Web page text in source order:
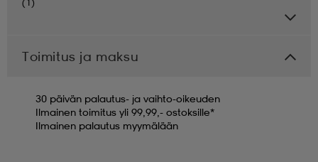
(1)
Toimitus ja maksu
30 päivän palautus- ja vaihto-oikeuden
Ilmainen toimitus yli 99,99,- ostoksille*
Ilmainen palautus myymälään